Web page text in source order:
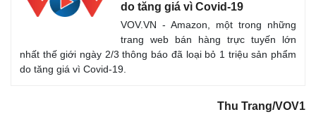
do tăng giá vì Covid-19
VOV.VN - Amazon, một trong những
trang web bán hàng trực tuyến lớn
nhất thế giới ngày 2/3 thông báo đã loại bỏ 1 triệu sản phẩm
do tăng giá vì Covid-19.
Thu Trang/VOV1